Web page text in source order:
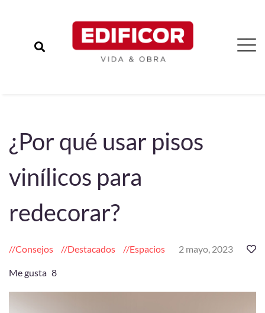
¿Por qué usar pisos
vinílicos para
redecorar?
Consejos Destacados Espacios 2 mayo, 2023
Me gusta 8